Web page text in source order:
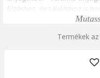
főzéshez, de tálaláshoz is
Bár a ramekint
soufflévagy
bennük különleges
lepényeket vagy akár a
Termékek